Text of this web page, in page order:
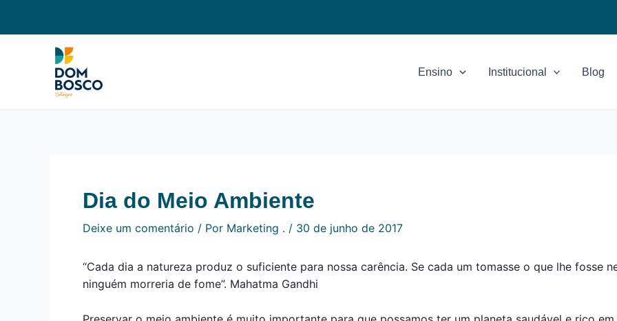
Ensino Institucional Blog
Dia do Meio Ambiente
Deixe um comentário / Por Marketing . / 30 de junho de 2017
“Cada dia a natureza produz o suficiente para nossa carência. Se cada um tomasse o que lhe fosse
ninguém morreria de fome”. Mahatma Gandhi